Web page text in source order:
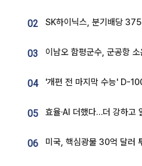
02
03
04
05
06